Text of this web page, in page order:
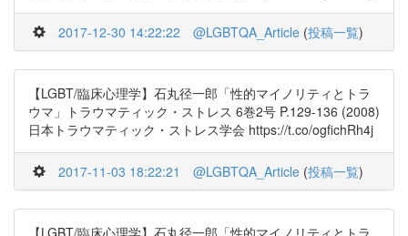
2017-12-30 14:22:22 @LGBTQA_Article (投稿一覧)
【LGBT/臨床心理学】石丸径一郎「性的マイノリティとトラ
ウマ」トラウマティック・ストレス 6巻2号 P.129-136 (2008)
日本トラウマティック・ストレス学会 https://t.co/ogfichRh4j
2017-11-03 18:22:21 @LGBTQA_Article (投稿一覧)
【LGBT/臨床心理学】石丸径一郎「性的マイノリティとトラ